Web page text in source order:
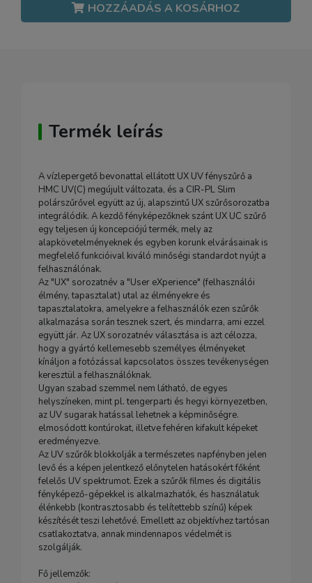
HOZZÁADÁS A KOSÁRHOZ
Termék leírás
A vízlepergető bevonattal ellátott UX UV fényszűrő a
HMC UV(C) megújult változata, és a CIR-PL Slim
polárszűrővel együtt az új, alapszintű UX szűrősorozatba
integrálódik. A kezdő fényképezőknek szánt UX UC szűrő
egy teljesen új koncepciójú termék, mely az
alapkövetelményeknek és egyben korunk elvárásainak is
megfelelő funkcióival kiváló minőségi standardot nyújt a
felhasználónak.
Az "UX" sorozatnév a "User eXperience" (felhasználói
élmény, tapasztalat) utal az élményekre és
tapasztalatokra, amelyekre a felhasználók ezen szűrők
alkalmazása során tesznek szert, és mindarra, ami ezzel
együtt jár. Az UX sorozatnév választása is azt célozza,
hogy a gyártó kellemesebb személyes élményeket
kínáljon a fotózással kapcsolatos összes tevékenységen
keresztül a felhasználóknak.
Ugyan szabad szemmel nem látható, de egyes
helyszíneken, mint pl. tengerparti és hegyi környezetben,
az UV sugarak hatással lehetnek a képminőségre.
elmosódott kontúrokat, illetve fehéren kifakult képeket
eredményezve.
Az UV szűrők blokkolják a természetes napfényben jelen
levő és a képen jelentkező előnytelen hatásokért főként
felelős UV spektrumot. Ezek a szűrők filmes és digitális
fényképező-gépekkel is alkalmazhatók, és használatuk
élénkebb (kontrasztosabb és telítettebb színű) képek
készítését teszi lehetővé. Emellett az objektívhez tartósan
csatlakoztatva, annak mindennapos védelmét is
szolgálják.
Fő jellemzők: